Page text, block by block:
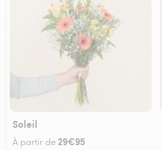
Soleil
À partir de 29€95